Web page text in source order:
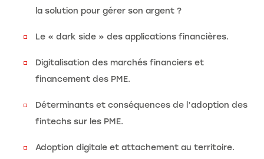
la solution pour gérer son argent ?
Le « dark side » des applications financières.
Digitalisation des marchés financiers et
financement des PME.
Déterminants et conséquences de l’adoption des
fintechs sur les PME.
Adoption digitale et attachement au territoire.